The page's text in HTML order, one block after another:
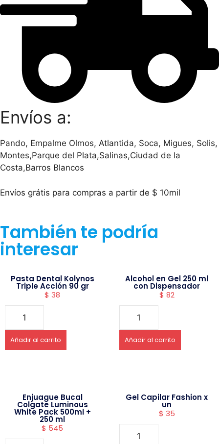
Envíos a:
Pando, Empalme Olmos, Atlantida, Soca, Migues, Solis,
Montes,Parque del Plata,Salinas,Ciudad de la
Costa,Barros Blancos
Envíos grátis para compras a partir de $ 10mil
También te podría
interesar
Pasta Dental Kolynos
Triple Acción 90 gr
$ 38
Añadir al carrito
Alcohol en Gel 250 ml
con Dispensador
$ 82
Añadir al carrito
Enjuague Bucal
Colgate Luminous
White Pack 500ml +
250 ml
$ 545
Gel Capilar Fashion x
un
$ 35